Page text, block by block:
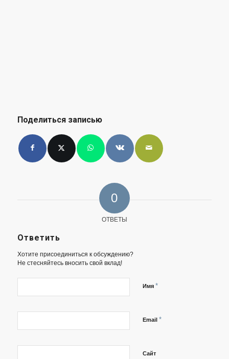
Поделиться записью
0
ОТВЕТЫ
Ответить
Хотите присоединиться к обсуждению?
Не стесняйтесь вносить свой вклад!
Имя *
Email *
Сайт